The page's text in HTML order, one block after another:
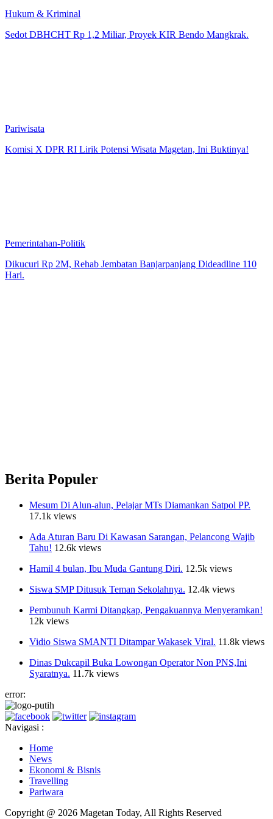
Hukum & Kriminal
Sedot DBHCHT Rp 1,2 Miliar, Proyek KIR Bendo Mangkrak.
Pariwisata
Komisi X DPR RI Lirik Potensi Wisata Magetan, Ini Buktinya!
Pemerintahan-Politik
Dikucuri Rp 2M, Rehab Jembatan Banjarpanjang Dideadline 110
Hari.
Berita Populer
Mesum Di Alun-alun, Pelajar MTs Diamankan Satpol PP.
17.1k views
Ada Aturan Baru Di Kawasan Sarangan, Pelancong Wajib
Tahu! 12.6k views
Hamil 4 bulan, Ibu Muda Gantung Diri. 12.5k views
Siswa SMP Ditusuk Teman Sekolahnya. 12.4k views
Pembunuh Karmi Ditangkap, Pengakuannya Menyeramkan!
12k views
Vidio Siswa SMANTI Ditampar Wakasek Viral. 11.8k views
Dinas Dukcapil Buka Lowongan Operator Non PNS,Ini
Syaratnya. 11.7k views
error:
Navigasi :
Home
News
Ekonomi & Bisnis
Travelling
Pariwara
Copyright @ 2026 Magetan Today, All Rights Reserved